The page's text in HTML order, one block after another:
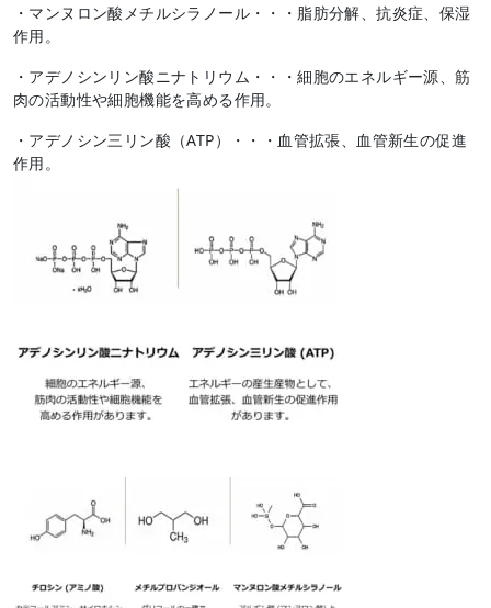
・マンヌロン酸メチルシラノール・・・脂肪分解、抗炎症、保湿
作用。
・アデノシンリン酸ニナトリウム・・・細胞のエネルギー源、筋
肉の活動性や細胞機能を高める作用。
・アデノシン三リン酸（ATP）・・・血管拡張、血管新生の促進
作用。